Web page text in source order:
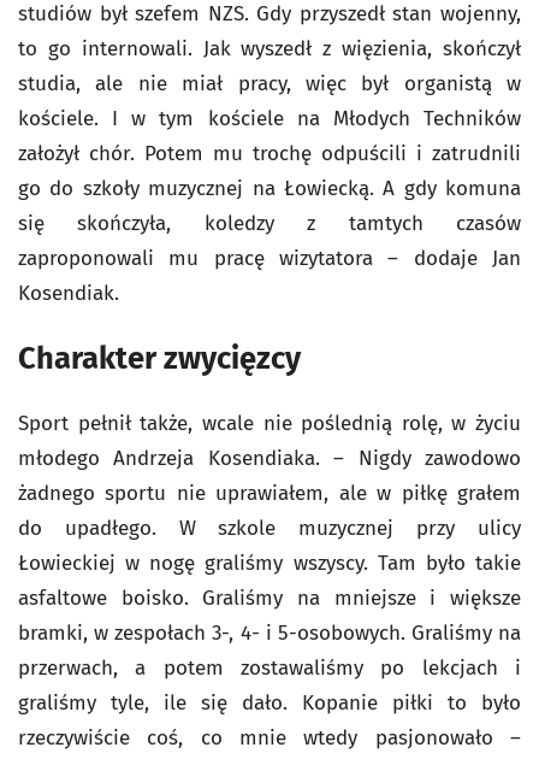
studiów był szefem NZS. Gdy przyszedł stan wojenny,
to go internowali. Jak wyszedł z więzienia, skończył
studia, ale nie miał pracy, więc był organistą w
kościele. I w tym kościele na Młodych Techników
założył chór. Potem mu trochę odpuścili i zatrudnili
go do szkoły muzycznej na Łowiecką. A gdy komuna
się skończyła, koledzy z tamtych czasów
zaproponowali mu pracę wizytatora – dodaje Jan
Kosendiak.
Charakter zwycięzcy
Sport pełnił także, wcale nie poślednią rolę, w życiu
młodego Andrzeja Kosendiaka. – Nigdy zawodowo
żadnego sportu nie uprawiałem, ale w piłkę grałem
do upadłego. W szkole muzycznej przy ulicy
Łowieckiej w nogę graliśmy wszyscy. Tam było takie
asfaltowe boisko. Graliśmy na mniejsze i większe
bramki, w zespołach 3-, 4- i 5-osobowych. Graliśmy na
przerwach, a potem zostawaliśmy po lekcjach i
graliśmy tyle, ile się dało. Kopanie piłki to było
rzeczywiście coś, co mnie wtedy pasjonowało –